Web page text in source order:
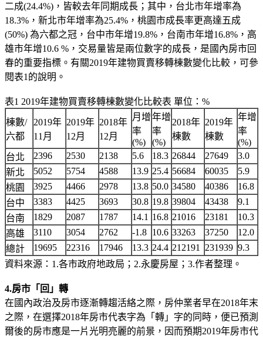
二成(24.4%)，皆較去年同期成長；其中，台北市年增率為
18.3%，新北市年增率為25.4%，桃園市成長率更高達五成
(50%) 為六都之冠，台中市年增19.8%，台南市年增16.8%，高
雄市年增10.6 %，交易量皆是兩位數字的成長，是國內房市回
春的重要指標。有關2019年建物買賣移轉棟數變化比較，可參
閱表1的說明。
表1 2019年建物買賣移轉棟數變化比較表 單位：%
棟數/
六都
2019年
11月
2019年
12月
2018年
12月
月增
率
(%)
年增
率
(%)
2018年
棟數
2019年
棟數
年增
率
(%)
台北
2396 2530 2138 5.6 18.3 26844 27649
3.0
新北
5052 5754 4588 13.9 25.4 56684 60035
5.9
桃園
3925 4466 2978 13.8 50.0 34580 40386
16.8
台中
3383 4425 3693 30.8 19.8 39804 43438
9.1
台南
1829 2087 1787 14.1 16.8 21016 23181
10.3
高雄
3110 3054 2762 -1.8 10.6 33263 37250
12.0
總計
19695 22316 17946 13.3 24.4 212191 231939 9.3
資料來源：1.各市政府地政局；2.永慶房屋；3.作者整理。
4.房市「回」轉
在國內政治及房市逐漸轉趨活絡之際，房仲業者早在2018年末
之際，在選擇2018年房市代表字為「轉」字的同時，便已預測
爾後的房市應是一片光明亮麗的前景，因而預期2019年房市代